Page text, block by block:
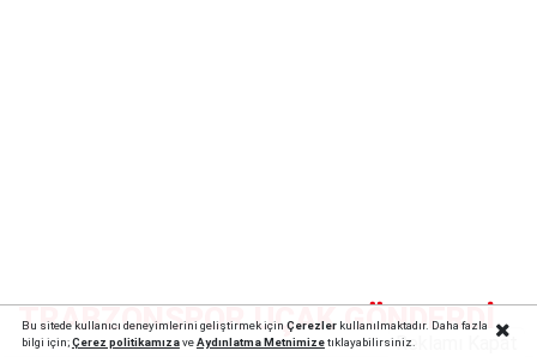
TRABZONSPOR UÇAK GÖNDERDİ
Bu sitede kullanıcı deneyimlerini geliştirmek için Çerezlerkullanılmaktadır. Daha fazla
bilgi için;Çerez politikamızaveAydınlatma Metnimizetıklayabilirsiniz.Reklamı Kapat